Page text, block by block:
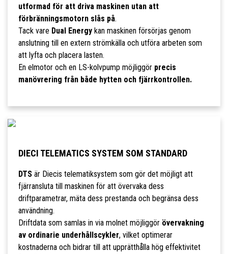
utformad för att driva maskinen utan att
förbränningsmotorn slås på.
Tack vare Dual Energykan maskinen försörjas genom
anslutning till en extern strömkälla och utföra arbeten som
att lyfta och placera lasten.
En elmotor och en LS-kolvpump möjliggör precis
manövrering från både hytten och fjärrkontrollen.
DIECI TELEMATICS SYSTEM SOM STANDARD
DTSär Diecis telematiksystem som gör det möjligt att
fjärransluta till maskinen för att övervaka dess
driftparametrar, mäta dess prestanda och begränsa dess
användning.
Driftdata som samlas in via molnet möjliggör övervakning
av ordinarie underhållscykler, vilket optimerar
kostnaderna och bidrar till att upprätthålla hög effektivitet